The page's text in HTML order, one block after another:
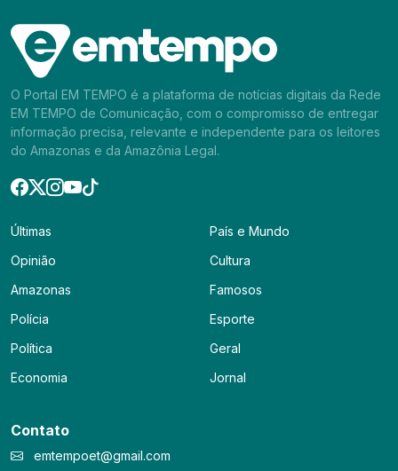
O Portal EM TEMPO é a plataforma de notícias digitais da Rede
EM TEMPO de Comunicação, com o compromisso de entregar
informação precisa, relevante e independente para os leitores
do Amazonas e da Amazônia Legal.
Últimas
Opinião
Amazonas
Polícia
Política
Economia
País e Mundo
Cultura
Famosos
Esporte
Geral
Jornal
Contato
emtempoet@gmail.com